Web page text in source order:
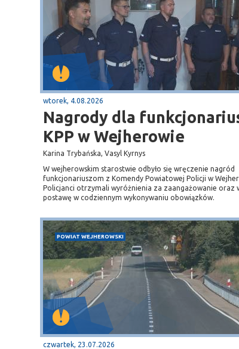
wtorek, 4.08.2026
Nagrody dla
KPP w Wejherowie
Karina Trybańska, Vasyl Kyrnys
W wejherowskim starostwie odbyło się wręczenie nagród
funkcjonariuszom z Komendy Powiatowej Policji w
Policjanci otrzymali wyróżnienia za zaangażowanie oraz
postawę w codziennym wykonywaniu obowiązków.
POWIAT WEJHEROWSKI
czwartek, 23.07.2026
krajową nr 6
Sopot
plaża